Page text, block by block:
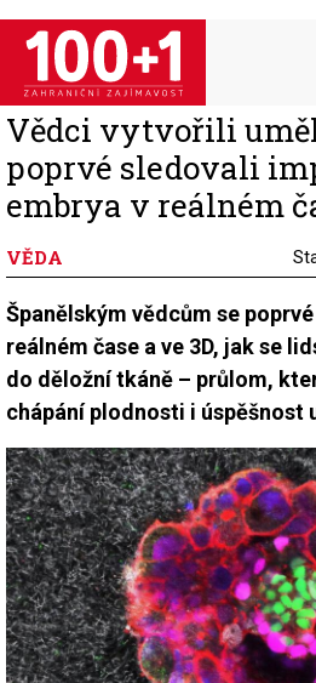
Přejít
hlavnímu
obsahu
Vědci vytvořili
poprvé sledovali
embrya v reálném
VĚDA
Španělským vědcům se
reálném čase a ve 3D, jak se
do děložní tkáně – průlom,
chápání plodnosti i úspěšnost